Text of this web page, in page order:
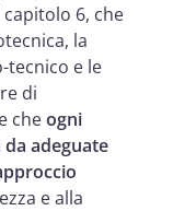
6, che
la
tecnico e le
di
cheogni
adeguate
e alla